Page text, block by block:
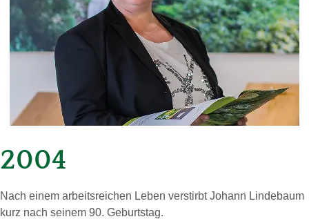
2004
Nach einem ar­beits­rei­chen Leben ver­stirbt Jo­hann Lin­de­baum
kurz nach sei­nem 90. Ge­burts­tag.